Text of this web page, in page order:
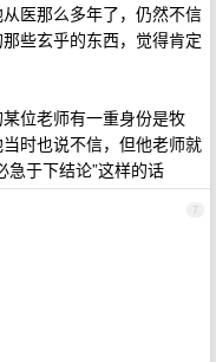
医那么多年了，仍然不信
些玄乎的东西，觉得肯定
位老师有一重身份是牧
时也说不信，但他老师就
急于下结论”这样的话
7